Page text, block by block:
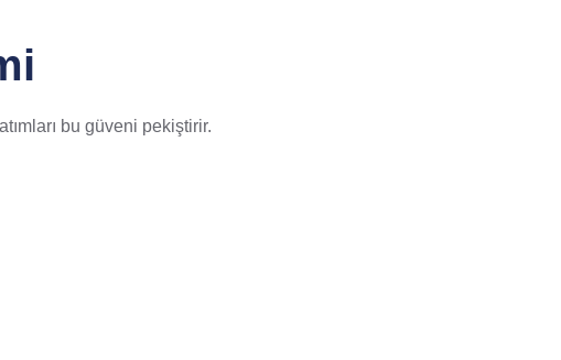
bu güveni pekiştirir.